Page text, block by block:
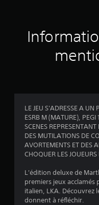
LE JEU S'ADRESSE A UN
ESRB M (MATURE), PEGI
SCENES
DES MUTILATIONS DE
AVORTEMENTS ET DES
CHOQUER LES
L'édition deluxe de
premiers jeux
italien, LKA. Découvrez
donnent à réfléchir.